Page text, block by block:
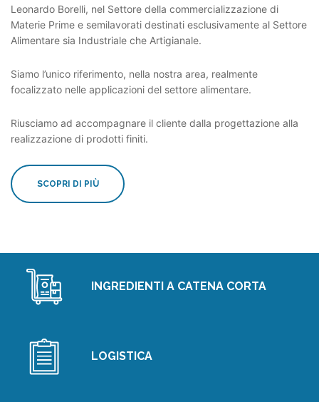
Leonardo Borelli, nel Settore della commercializzazione di
Materie Prime e semilavorati destinati esclusivamente al Settore
Alimentare sia Industriale che Artigianale.
Siamo l’unico riferimento, nella nostra area, realmente
focalizzato nelle applicazioni del settore alimentare.
Riusciamo ad accompagnare il cliente dalla progettazione alla
realizzazione di prodotti finiti.
SCOPRI DI PIÙ
INGREDIENTI A CATENA CORTA
LOGISTICA